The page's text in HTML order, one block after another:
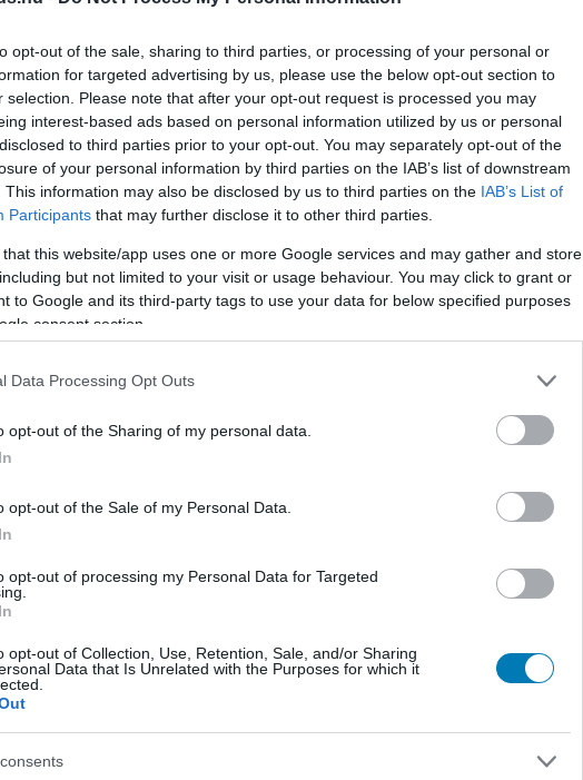
opt-out of the sale, sharing to third parties, or processing of your personal or
for targeted advertising by us, please use the below opt-out section to
selection. Please note that after your opt-out request is processed you may
interest-based ads based on personal information utilized by us or personal
to third parties prior to your opt-out. You may separately opt-out of the
of your personal information by third parties on the IAB’s list of downstream
This information may also be disclosed by us to third parties on the IAB’s List of
Participants that may further disclose it to other third parties.
that this website/app uses one or more Google services and may gather and store
but not limited to your visit or usage behaviour. You may click to grant or
to Google and its third-party tags to use your data for below specified purposes
consent section.
Data Processing Opt Outs
opt-out of the Sharing of my personal data.
opt-out of the Sale of my Personal Data.
opt-out of processing my Personal Data for Targeted
opt-out of Collection, Use, Retention, Sale, and/or Sharing
Data that Is Unrelated with the Purposes for which it
alapjánaz elmúlt 24 órában az egyszerre
a csúcs mindössze 49 fő volt, ami drámai
képest. Akkor egyszerre közel 12 ezren
Az eredetileg 2018-ban megjelent lövölde komoly
potenciális kihívóját látták benne. A fejlesztők a
a hangsúlyt, miközben olyan helyszíneken
Berlin vagy Moszkva.